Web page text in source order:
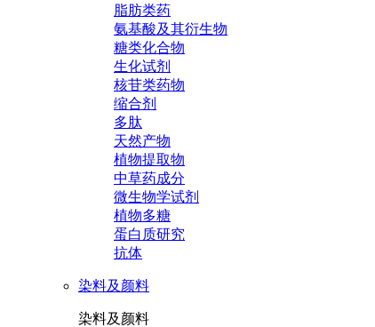
脂肪类药
氨基酸及其衍生物
糖类化合物
生化试剂
核苷类药物
缩合剂
多肽
天然产物
植物提取物
中草药成分
微生物学试剂
植物多糖
蛋白质研究
抗体
染料及颜料
染料及颜料